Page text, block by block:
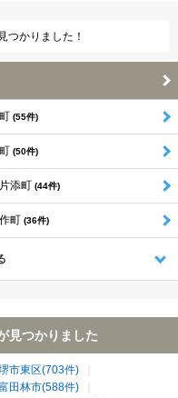
つかりました！
(55件)
(50件)
添町 (44件)
町 (36件)
見つかりました
市東区(703件)
田林市(588件)